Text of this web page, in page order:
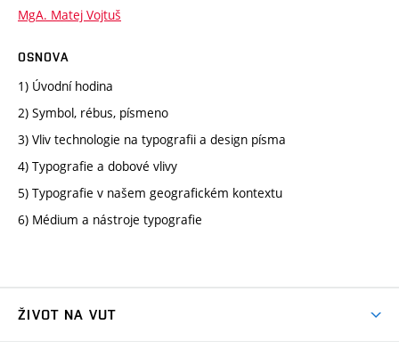
MgA. Matej Vojtuš
OSNOVA
1) Úvodní hodina
2) Symbol, rébus, písmeno
3) Vliv technologie na typografii a design písma
4) Typografie a dobové vlivy
5) Typografie v našem geografickém kontextu
6) Médium a nástroje typografie
ŽIVOT NA VUT